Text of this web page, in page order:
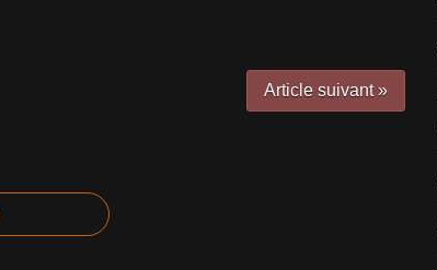
Article suivant »